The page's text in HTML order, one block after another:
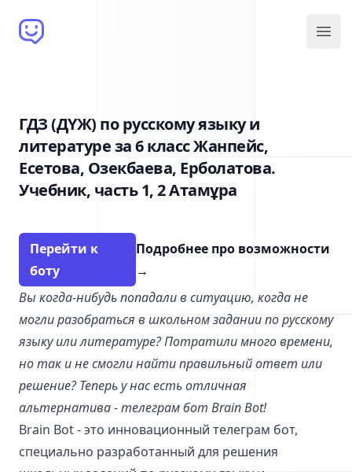
Brain Bot
ГДЗ (ДҮЖ) по русскому языку и
литературе за 6 класс Жанпейс,
Есетова, Озекбаева, Ерболатова.
Учебник, часть 1, 2 Атамұра
Перейти к
боту
Подробнее про возможности
→
Вы когда-нибудь попадали в ситуацию, когда не
могли разобраться в школьном задании по русскому
языку или литературе? Потратили много времени,
но так и не смогли найти правильный ответ или
решение? Теперь у нас есть отличная
альтернатива - телеграм бот Brain Bot!
Brain Bot - это инновационный телеграм бот,
специально разработанный для решения